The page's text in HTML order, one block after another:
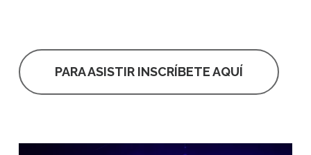
PARA ASISTIR INSCRÍBETE AQUÍ